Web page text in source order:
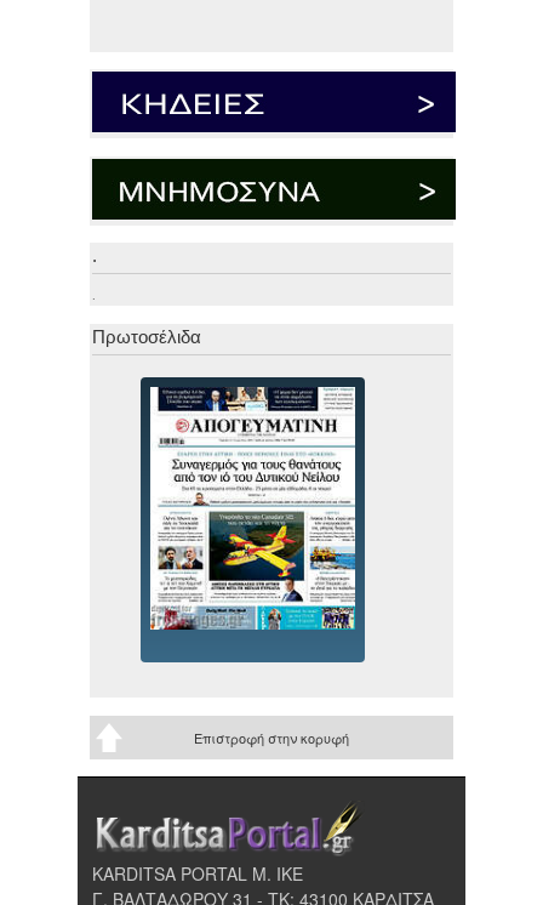
.
.
Πρωτοσέλιδα
Επιστροφή στην κορυφή
KARDITSA PORTAL Μ. ΙΚΕ
Γ. ΒΑΛΤΑΔΩΡΟΥ 31 - ΤΚ: 43100 ΚΑΡΔΙΤΣΑ